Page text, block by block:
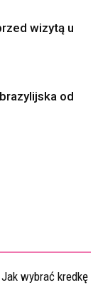
wizytą u
od
wybrać kredkę